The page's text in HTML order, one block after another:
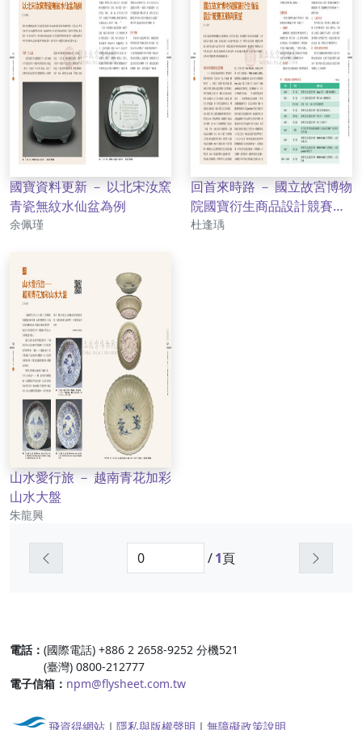
國寶資料更新 － 以北宋汝窯
青瓷無紋水仙盆為例
作者
余佩瑾
回首來時路 － 國立故宮博物
院國寶衍生商品設計競賽回
顧與展望
作者
杜逢瑀
山水愛行旅 － 越南青花加彩
山水大盤
作者
朱龍興
/1頁
電話： (國際電話) +886 2 2658-9252 分機521
(臺灣) 0800-212777
電子信箱： npm@flysheet.com.tw
飛資得網站 ｜ 隱私與版權聲明 ｜ 無障礙政策說明